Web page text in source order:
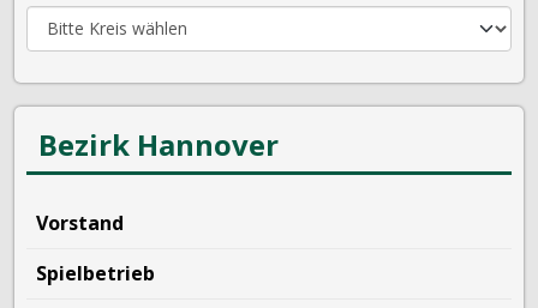
Bezirk Hannover
Vorstand
Spielbetrieb